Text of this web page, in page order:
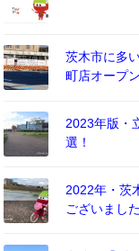
茨木市に多
町店オープ
2023年版・
選！
2022年・茨
ございました